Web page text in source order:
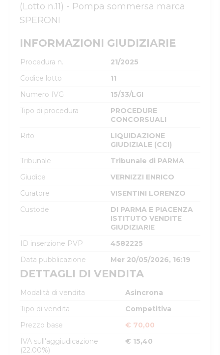
(Lotto n.11) - Pompa sommersa marca
SPERONI
INFORMAZIONI GIUDIZIARIE
Procedura n.
21/2025
Codice lotto
11
Numero IVG
15/33/LGI
Tipo di procedura
PROCEDURE
CONCORSUALI
Rito
LIQUIDAZIONE
GIUDIZIALE (CCI)
Tribunale
Tribunale di PARMA
Giudice
VERNIZZI ENRICO
Curatore
VISENTINI LORENZO
Custode
DI PARMA E PIACENZA
ISTITUTO VENDITE
GIUDIZIARIE
ID inserzione PVP
4582225
Data pubblicazione
Mer 20/05/2026, 16:19
DETTAGLI DI VENDITA
Modalità di vendita
Asincrona
Tipo di vendita
Competitiva
Prezzo base
€ 70,00
IVA sull'aggiudicazione
(22.00%)
€ 15,40